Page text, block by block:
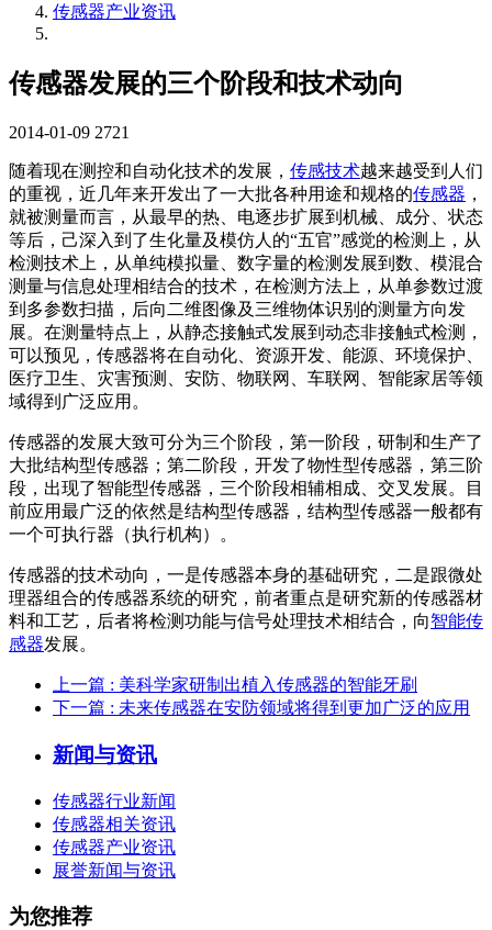
传感器产业资讯
传感器发展的三个阶段和技术动向
2014-01-09 2721
随着现在测控和自动化技术的发展， 传感技术越来越受到人们
的重视，近几年来开发出了一大批各种用途和规格的传感器 ，
就被测量而言，从最早的热、电逐步扩展到机械、成分、状态
等后，己深入到了生化量及模仿人的“五官”感觉的检测上，从
检测技术上，从单纯模拟量、数字量的检测发展到数、模混合
测量与信息处理相结合的技术，在检测方法上，从单参数过渡
到多参数扫描，后向二维图像及三维物体识别的测量方向发
展。在测量特点上，从静态接触式发展到动态非接触式检测，
可以预见，传感器将在自动化、资源开发、能源、环境保护、
医疗卫生、灾害预测、安防、物联网、车联网、智能家居等领
域得到广泛应用。
传感器的发展大致可分为三个阶段，第一阶段，研制和生产了
大批结构型传感器；第二阶段，开发了物性型传感器，第三阶
段，出现了智能型传感器，三个阶段相辅相成、交叉发展。目
前应用最广泛的依然是结构型传感器，结构型传感器一般都有
一个可执行器（执行机构）。
传感器的技术动向，一是传感器本身的基础研究，二是跟微处
理器组合的传感器系统的研究，前者重点是研究新的传感器材
料和工艺，后者将检测功能与信号处理技术相结合，向智能传
感器发展。
上一篇 : 美科学家研制出植入传感器的智能牙刷
下一篇 : 未来传感器在安防领域将得到更加广泛的应用
新闻与资讯
传感器行业新闻
传感器相关资讯
传感器产业资讯
展誉新闻与资讯
为您推荐